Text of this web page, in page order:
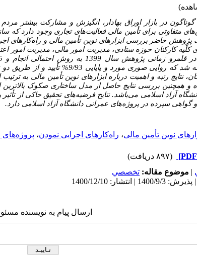
در بازار اوراق بهادار، انگیزش و مشارکت بیشتر
متفاوتی برای تأمین مالی فعالیت‌های تجاری وجود دارد که
پژوهش حاضر بررسی ابزارهای نوین تأمین مالی و راه‌کارهای
کلّیه کارکنان حوزه ستادی، مدیریت امور مالی، مدیریت امور
صوری مورد و پایایی 9/93% تأیید و از طریق دو نرم‌افزار
نتایج رتبه و اهمیت درباره ابزارهای نوین تأمین مالی به
و همچنین بررسی نتایج حاصل از مدل ساختاری صکوک بالاترین
آزاد اسلامی می‌باشد. نتایج فرضیه‌های تحقیق حاکی از
سپرده در پروژه‌های عمرانی دانشگاه آزاد اسلامی دارد.
نوین تأمین مالی، راه‌کارهای اجرایی نمودن، پروژه‌های
(۸۹۷ دریافت)
| موضوع مقاله: تخصصي
ارسال پیام به نویسنده